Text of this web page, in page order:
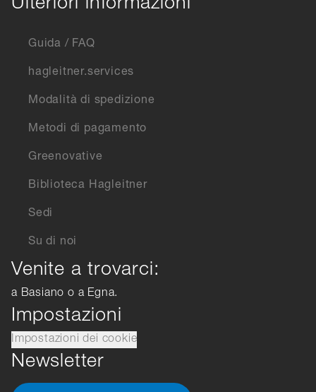
Ulteriori informazioni
Guida / FAQ
hagleitner.services
Modalità di spedizione
Metodi di pagamento
Greenovative
Biblioteca Hagleitner
Sedi
Su di noi
Venite a trovarci:
a Basiano o a Egna.
Impostazioni
Impostazioni dei cookie
Newsletter